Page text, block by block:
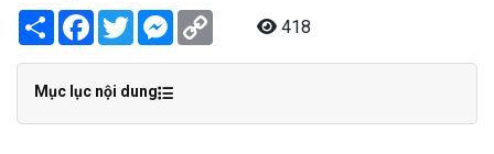
Share Facebook
TwitterMessenger 418
Mục lục nội dung